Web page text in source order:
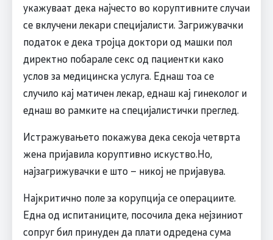
укажуваат дека најчесто во коруптивните случаи
се вклучени лекари специјалисти. Загрижувачки
податок е дека тројца доктори од машки пол
директно побарале секс од пациентки како
услов за медицинска услуга. Еднаш тоа се
случило кај матичен лекар, еднаш кај гинеколог и
еднаш во рамките на специјалистички преглед.
Истражувањето покажува дека секоја четврта
жена пријавила коруптивно искуство.Но,
најзагрижувачки е што – никој не пријавува.
Најкритично поле за корупција се операциите.
Една од испитаниците, посочила дека нејзиниот
сопруг бил принуден да плати одредена сума